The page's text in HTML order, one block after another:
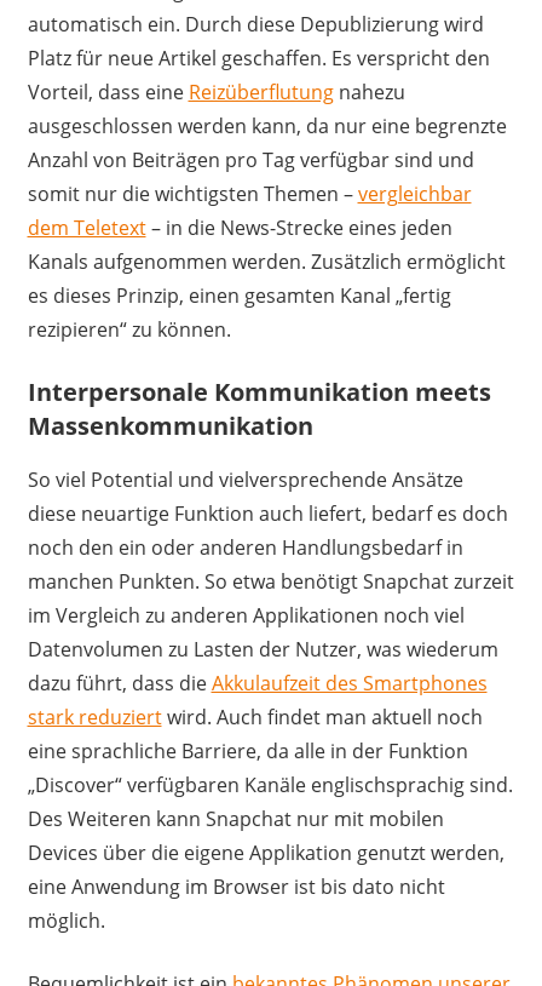
automatisch ein. Durch diese Depublizierung wird
Platz für neue Artikel geschaffen. Es verspricht den
Vorteil, dass eine Reizüberflutungnahezu
ausgeschlossen werden kann, da nur eine begrenzte
Anzahl von Beiträgen pro Tag verfügbar sind und
somit nur die wichtigsten Themen –vergleichbar
dem Teletext– in die News-Strecke eines jeden
Kanals aufgenommen werden. Zusätzlich ermöglicht
es dieses Prinzip, einen gesamten Kanal „fertig
rezipieren“ zu können.
Interpersonale Kommunikation meets
Massenkommunikation
So viel Potential und vielversprechende Ansätze
diese neuartige Funktion auch liefert, bedarf es doch
noch den ein oder anderen Handlungsbedarf in
manchen Punkten. So etwa benötigt Snapchat zurzeit
im Vergleich zu anderen Applikationen noch viel
Datenvolumen zu Lasten der Nutzer, was wiederum
dazu führt, dass dieAkkulaufzeit des Smartphones
stark reduziertwird. Auch findet man aktuell noch
eine sprachliche Barriere, da alle in der Funktion
„Discover“ verfügbaren Kanäle englischsprachig sind.
Des Weiteren kann Snapchat nur mit mobilen
Devices über die eigene Applikation genutzt werden,
eine Anwendung im Browser ist bis dato nicht
möglich.